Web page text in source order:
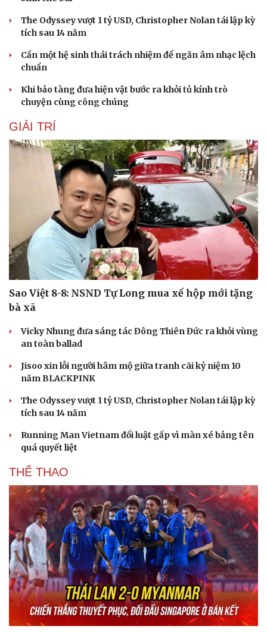
Văn hóa
Sân khấu - Điện ảnh
Văn học
Âm nhạc
Di sản
Giải trí
Nghệ sĩ
Thời trang
Sao Việt
The Odyssey vượt 1 tỷ USD, Christopher Nolan tái lập kỳ
tích sau 14 năm
Cần một hệ sinh thái trách nhiệm để ngăn âm nhạc lệch
chuẩn
Khi bảo tàng đưa hiện vật bước ra khỏi tủ kính trò
chuyện cùng công chúng
GIẢI TRÍ
Sao Việt 8-8: NSND Tự Long mua xế hộp mới tặng
bà xã
Vicky Nhung đưa sáng tác Đông Thiên Đức ra khỏi vùng
an toàn ballad
Jisoo xin lỗi người hâm mộ giữa tranh cãi kỷ niệm 10
năm BLACKPINK
The Odyssey vượt 1 tỷ USD, Christopher Nolan tái lập kỳ
tích sau 14 năm
Running Man Vietnam đổi luật gấp vì màn xé bảng tên
quá quyết liệt
THỂ THAO